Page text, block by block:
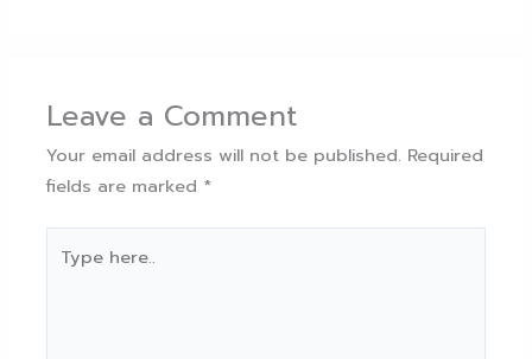
Leave a Comment
Your email address will not be published. Required
fields are marked *
here..